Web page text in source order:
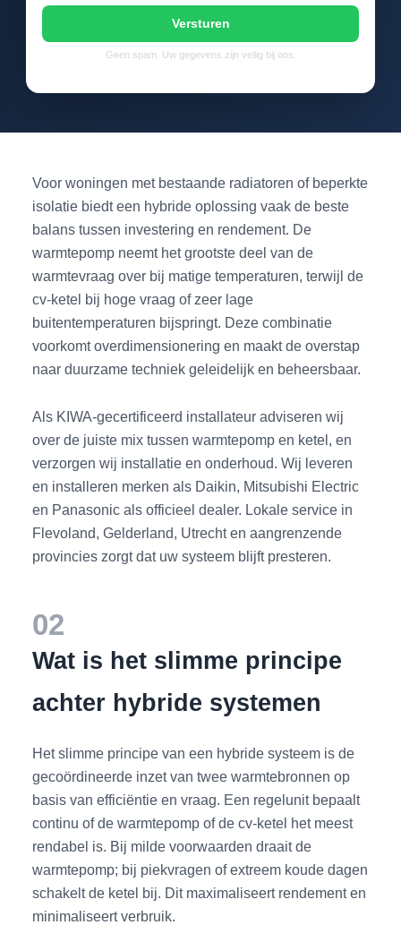
Versturen
Geen spam. Uw gegevens zijn veilig bij ons.
Voor woningen met bestaande radiatoren of beperkte
isolatie biedt een hybride oplossing vaak de beste
balans tussen investering en rendement. De
warmtepomp neemt het grootste deel van de
warmtevraag over bij matige temperaturen, terwijl de
cv-ketel bij hoge vraag of zeer lage
buitentemperaturen bijspringt. Deze combinatie
voorkomt overdimensionering en maakt de overstap
naar duurzame techniek geleidelijk en beheersbaar.
Als KIWA-gecertificeerd installateur adviseren wij
over de juiste mix tussen warmtepomp en ketel, en
verzorgen wij installatie en onderhoud. Wij leveren
en installeren merken als Daikin, Mitsubishi Electric
en Panasonic als officieel dealer. Lokale service in
Flevoland, Gelderland, Utrecht en aangrenzende
provincies zorgt dat uw systeem blijft presteren.
02
Wat is het slimme principe
achter hybride systemen
Het slimme principe van een hybride systeem is de
gecoördineerde inzet van twee warmtebronnen op
basis van efficiëntie en vraag. Een regelunit bepaalt
continu of de warmtepomp of de cv-ketel het meest
rendabel is. Bij milde voorwaarden draait de
warmtepomp; bij piekvragen of extreem koude dagen
schakelt de ketel bij. Dit maximaliseert rendement en
minimaliseert verbruik.